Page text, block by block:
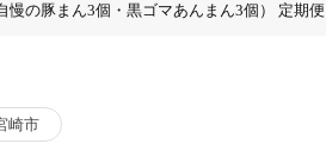
の豚まん3個・黒ゴマあんまん3個） 定
んじゅう 詰め合わせ すき焼きまん 豚まん
崎市